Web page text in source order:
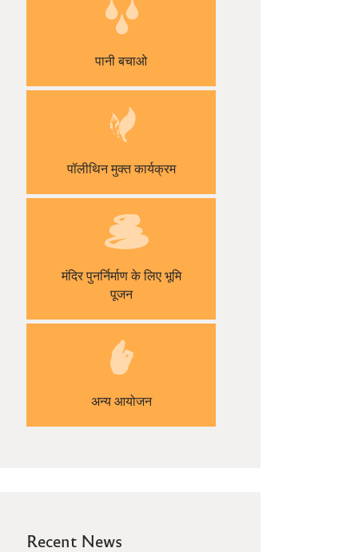
पानी बचाओ
पॉलीथिन मुक्त कार्यक्रम
मंदिर पुनर्निर्माण के लिए भूमि
पूजन
अन्य आयोजन
Recent News